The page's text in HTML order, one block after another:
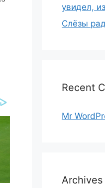
увидел,
Слёзы
Recent
Mr
Archives